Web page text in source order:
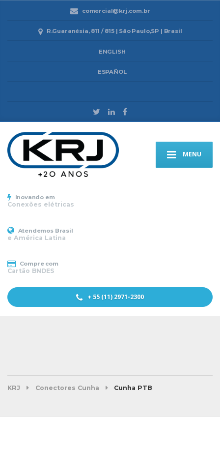
comercial@krj.com.br
R.Guaranésia, 811 / 815 | São Paulo,SP | Brasil
ENGLISH
ESPAÑOL
MENU
Inovando em
Conexões elétricas
Atendemos Brasil
e América Latina
Compre com
Cartão BNDES
+ 55 (11) 2971-2300
KRJ Conectores Cunha Cunha PTB